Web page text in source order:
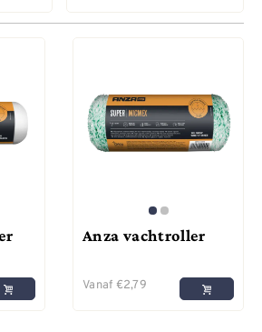
Anza vachtroller
Vanaf €2,79